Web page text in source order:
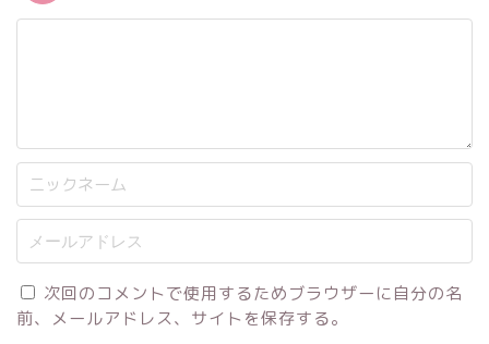
次回のコメントで使用するためブラウザーに自分の名
前、メールアドレス、サイトを保存する。